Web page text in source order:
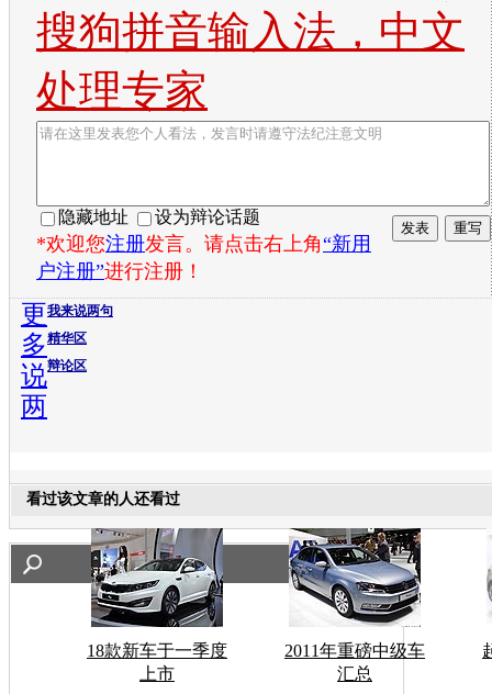
搜狗拼音输入法，中文
处理专家
隐藏地址 设为辩论话题
*欢迎您注册发言。请点击右上角“新用
户注册”进行注册！
我来说两句
精华区
辩论区
更
多
说
两
看过该文章的人还看过
18款新车于一季度
上市
2011年重磅中级车
汇总